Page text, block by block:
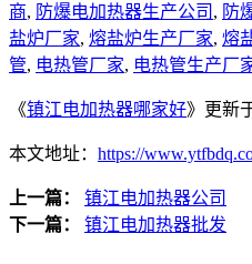
商, 防爆电加热器生产公司 , 防
盐炉厂家, 熔盐炉生产厂家, 熔
管, 电热管厂家, 电热管生产厂
《镇江电加热器哪家好》更新
本文地址： https://
上一篇：
镇江电加热器公司
下一篇：
镇江电加热器批发